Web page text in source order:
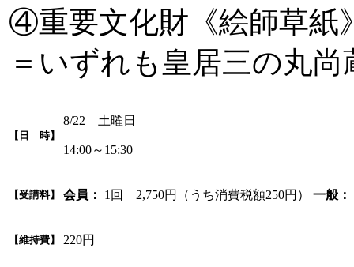
④重要文化財《絵師草紙
＝いずれも皇居三の丸尚
【日 時】
8/22 土曜日
14:00～15:30
【受講料】 会員： 1回 2,750円（うち消費税額250円） 一般：
【維持費】 220円